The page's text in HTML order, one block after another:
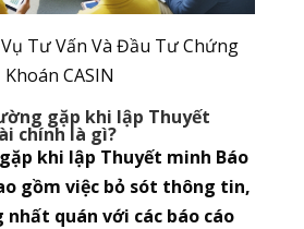
Tư Vấn Và Đầu Tư Chứng
Khoán CASIN
gặp khi lập Thuyết
chính là gì?
khi lập Thuyết minh Báo
gồm việc bỏ sót thông tin,
quán với các báo cáo